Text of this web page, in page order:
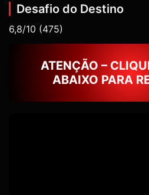
Desafio do Destino
6,8/10 (475)
ATENÇÃO –
ABAIXO PARA